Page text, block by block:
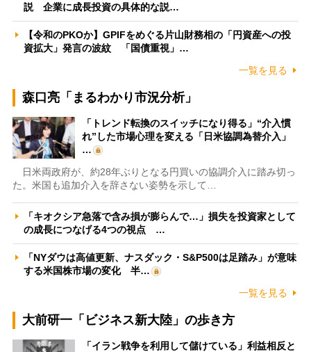
説 企業に成長投資の具体的な説…
【令和のPKOか】GPIFをめぐる片山財務相の「円資産への投
資拡大」発言の波紋 「国債重視」…
一覧を見る
森口亮「まるわかり市況分析」
「トレンド転換のスイッチになり得る」“介入慣
れ”した市場心理を変える「日米協調為替介入」
…
日米両政府が、約28年ぶりとなる円買いの協調介入に踏み切っ
た。米国も追加介入を辞さない姿勢を示して…
「キオクシア急落で含み損が膨らんで…」損失を投資家として
の成長につなげる4つの視点 …
「NYダウは高値更新、ナスダック・S&P500は足踏み」が意味
する米国株市場の変化 半…
一覧を見る
大前研一「ビジネス新大陸」の歩き方
「イラン戦争を利用して儲けている」利益相反と